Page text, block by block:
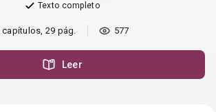
Texto completo
capítulos, 29 pág. 577
Leer